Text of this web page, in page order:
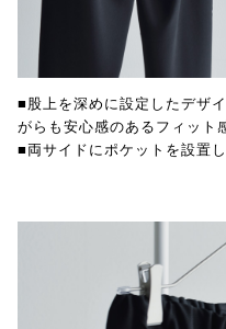
■股上を深めに設定したデザ
がらも安心感のあるフィット
■両サイドにポケットを設置し